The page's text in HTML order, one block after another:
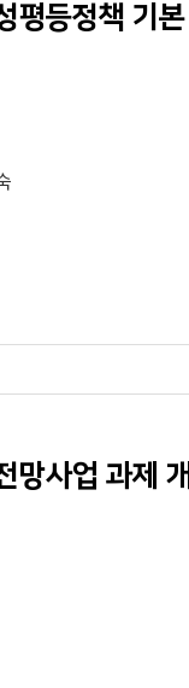
평등정책 기본
망사업 과제 개